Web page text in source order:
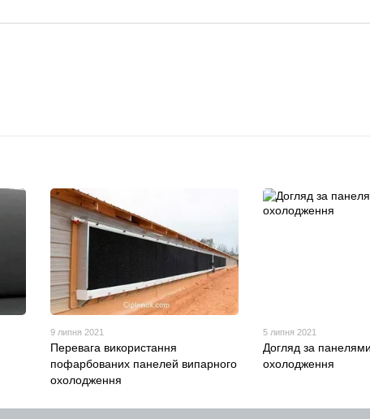
9 липня 2021
Перевага використання
пофарбованих панелей випарного
охолодження
5 липня 2021
Догляд за
охолодження